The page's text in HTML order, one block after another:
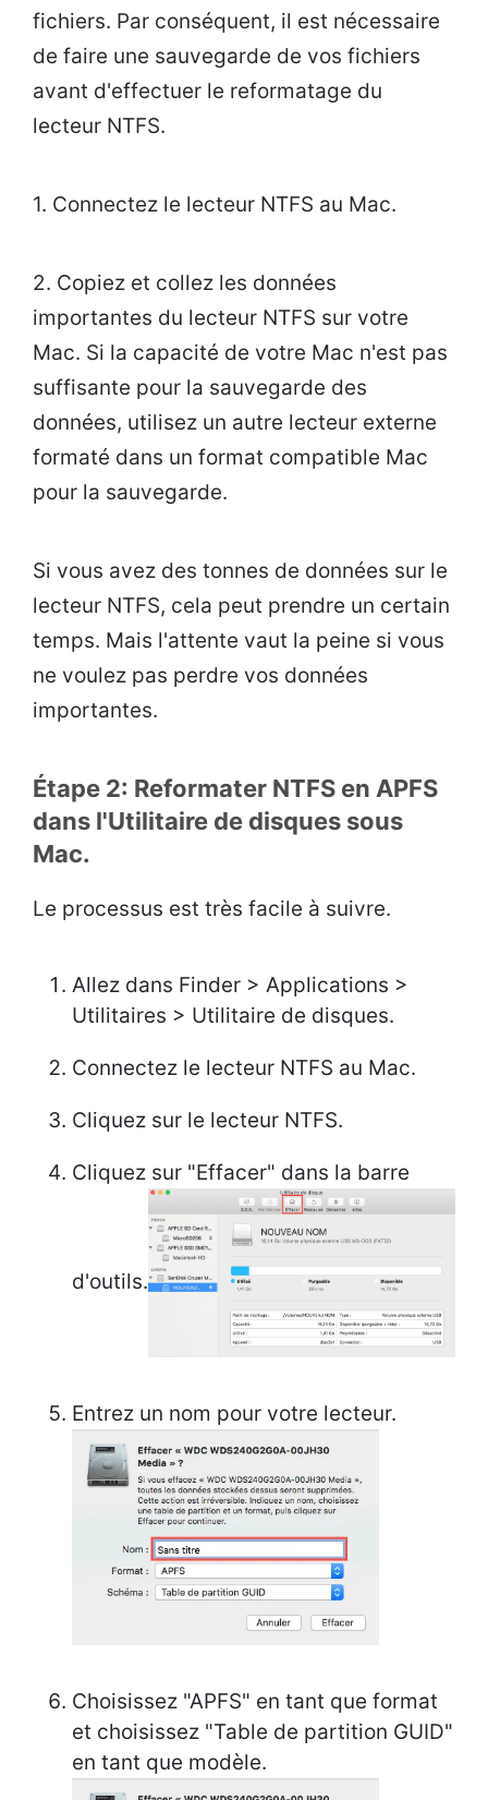
fichiers. Par conséquent, il est nécessaire
de faire une sauvegarde de vos fichiers
avant d'effectuer le reformatage du
lecteur NTFS.
1. Connectez le lecteur NTFS au Mac.
2. Copiez et collez les données
importantes du lecteur NTFS sur votre
Mac. Si la capacité de votre Mac n'est pas
suffisante pour la sauvegarde des
données, utilisez un autre lecteur externe
formaté dans un format compatible Mac
pour la sauvegarde.
Si vous avez des tonnes de données sur le
lecteur NTFS, cela peut prendre un certain
temps. Mais l'attente vaut la peine si vous
ne voulez pas perdre vos données
importantes.
Étape 2: Reformater NTFS en APFS
dans l'Utilitaire de disques sous
Mac.
Le processus est très facile à suivre.
Allez dans Finder > Applications >
Utilitaires > Utilitaire de disques.
Connectez le lecteur NTFS au Mac.
Cliquez sur le lecteur NTFS.
Cliquez sur "Effacer" dans la barre
d'outils.
Entrez un nom pour votre lecteur.
Choisissez "APFS" en tant que format
et choisissez "Table de partition GUID"
en tant que modèle.